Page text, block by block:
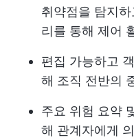
취약점을 탐지
리를 통해 제어
편집 가능하고
해 조직 전반의
주요 위험 요약
해 관계자에게